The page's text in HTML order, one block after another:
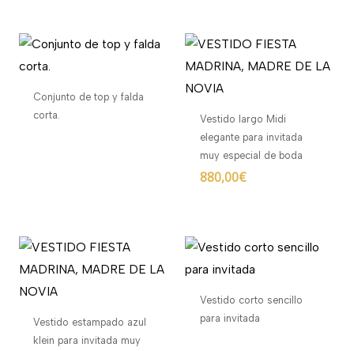
Conjunto de top y falda
corta.
Vestido largo Midi
elegante para invitada
muy especial de boda
880,00€
Vestido estampado azul
klein para invitada muy
Vestido corto sencillo
para invitada